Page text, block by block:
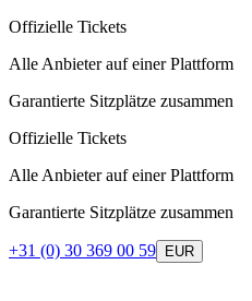
Offizielle Tickets
Alle Anbieter auf einer Plattform
Garantierte Sitzplätze zusammen
Offizielle Tickets
Alle Anbieter auf einer Plattform
Garantierte Sitzplätze zusammen
+31 (0) 30 369 00 59 EUR